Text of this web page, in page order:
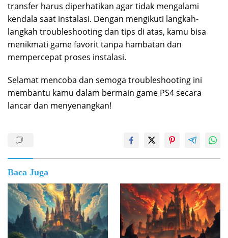
transfer harus diperhatikan agar tidak mengalami
kendala saat instalasi. Dengan mengikuti langkah-
langkah troubleshooting dan tips di atas, kamu bisa
menikmati game favorit tanpa hambatan dan
mempercepat proses instalasi.
Selamat mencoba dan semoga troubleshooting ini
membantu kamu dalam bermain game PS4 secara
lancar dan menyenangkan!
Baca Juga